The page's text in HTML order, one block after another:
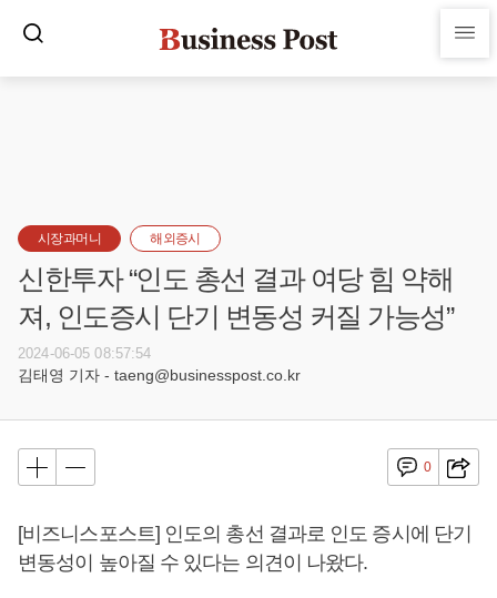
시장과머니 해외증시
신한투자 “인도 총선 결과 여당 힘 약해
져, 인도증시 단기 변동성 커질 가능성”
2024-06-05 08:57:54
김태영 기자 - taeng@businesspost.co.kr
0
[비즈니스포스트] 인도의 총선 결과로 인도 증시에 단기
변동성이 높아질 수 있다는 의견이 나왔다.